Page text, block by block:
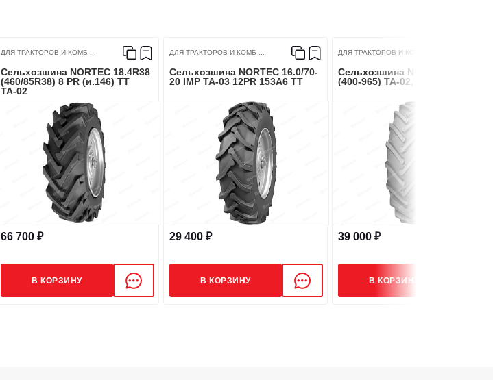
ДЛЯ ТРАКТОРОВ И КОМБ ...
Сельхозшина NORTEC 18.4R38
(460/85R38) 8 PR (и.146) ТТ
ТА-02
66 700 ₽
В КОРЗИНУ
ДЛЯ ТРАКТОРОВ И КОМБ ...
Сельхозшина NORTEC 16.0/70-
20 IMP TA-03 12PR 153A6 TT
29 400 ₽
В КОРЗИНУ
ДЛЯ ТРАКТОРОВ И КОМБ ...
Сельхозшина NORTEC 15.5R38
(400-965) TA-02, 134A8TT
39 000 ₽
В КОРЗИНУ